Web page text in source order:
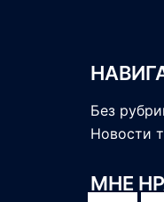
Без
Новости
МНЕ